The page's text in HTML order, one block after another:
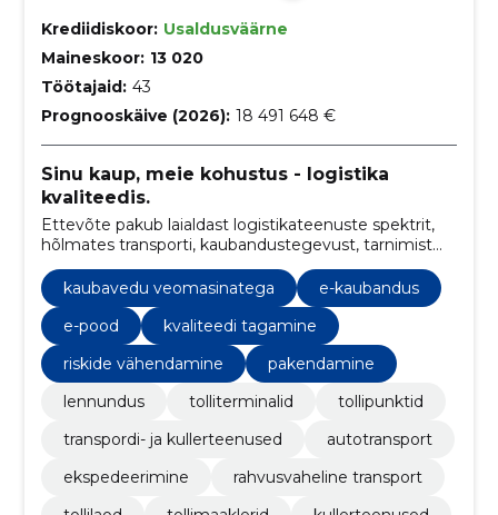
Krediidiskoor: Usaldusväärne
Maineskoor: 13 020
Töötajaid: 43
Prognooskäive (2026): 18 491 648 €
Sinu kaup, meie kohustus - logistika
kvaliteedis.
Ettevõte pakub laialdast logistikateenuste spektrit,
hõlmates transporti, kaubandustegevust, tarnimist
kaubavahetus igal sammul.
kaubavedu veomasinatega
e-kaubandus
e-pood
kvaliteedi tagamine
riskide vähendamine
pakendamine
lennundus
tolliterminalid
tollipunktid
transpordi- ja kullerteenused
autotransport
ekspedeerimine
rahvusvaheline transport